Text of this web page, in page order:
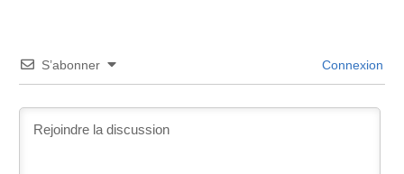
S’abonner Connexion